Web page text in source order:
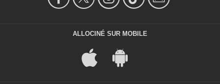
ALLOCINÉ SUR MOBILE